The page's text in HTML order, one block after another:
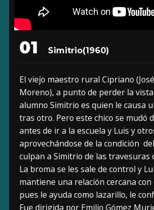
01 Simitrio(1960)
El viejo maestro rural Cipriano
Moreno), a punto de perder la
alumno Simitrio es quien le causa
tras otro. Pero este chico se mudó
antes de ir a la escuela y Luis y
aprovechándose de la condición
culpan a Simitrio de las travesuras
La broma se les sale de control y
mantiene una relación cercana
pues le ayuda como lazarillo, le
Fue dirigida por Emilio Gómez